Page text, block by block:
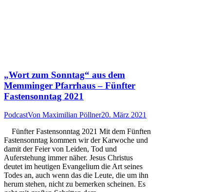
„Wort zum Sonntag“ aus dem
Memminger Pfarrhaus – Fünfter
Fastensonntag 2021
PodcastVon Maximilian Pöllner20. März 2021
Fünfter Fastensonntag 2021 Mit dem Fünften
Fastensonntag kommen wir der Karwoche und
damit der Feier von Leiden, Tod und
Auferstehung immer näher. Jesus Christus
deutet im heutigen Evangelium die Art seines
Todes an, auch wenn das die Leute, die um ihn
herum stehen, nicht zu bemerken scheinen. Es